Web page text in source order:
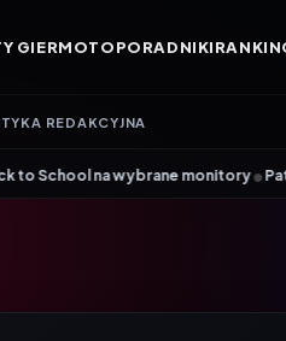
GIERMOTOPORADNIKI
REDAKCYJNA
monitory•Patriot i ROG